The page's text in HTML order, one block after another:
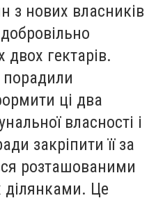
з нових власників
двох гектарів.
порадили
ці два
власності і
закріпити її за
розташованими
ділянками. Це